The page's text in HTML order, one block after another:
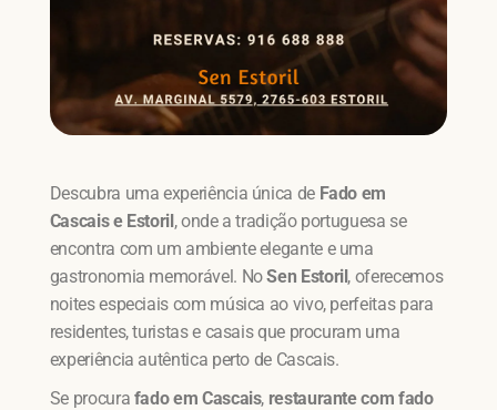
Descubra uma experiência única de Fado em
Cascais e Estoril, onde a tradição portuguesa se
encontra com um ambiente elegante e uma
gastronomia memorável. NoSen Estoril, oferecemos
noites especiais com música ao vivo, perfeitas para
residentes, turistas e casais que procuram uma
experiência autêntica perto de Cascais.
Se procura fado em Cascais, restaurante com fado